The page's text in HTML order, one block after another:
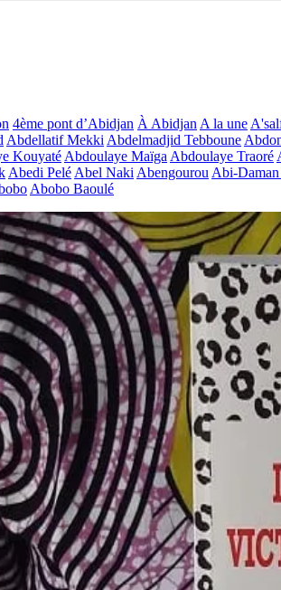
4ème pont d’Abidjan À Abidjan A la une
Abdellatif Mekki Abdelmadjid Tebboune
Kouyaté Abdoulaye Maïga Abdoulaye Traoré
Abedi Pelé Abel Naki Abengourou Abi-
Abobo Baoulé